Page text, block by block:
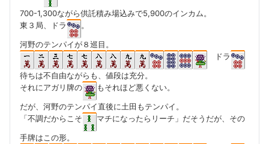
700-1,300ながら供託積み場込みで5,900のインカム。
東３局、ドラ
。
河野のテンパイが８巡目。
ドラ
待ちは不自由ながらも、値段は充分。
それにアガリ牌の
もそれほど悪くない。
だが、河野のテンパイ直後に土田もテンパイ。
「不調だからこそ
マチになったらリーチ」だそうだが、その
手牌はこの形。